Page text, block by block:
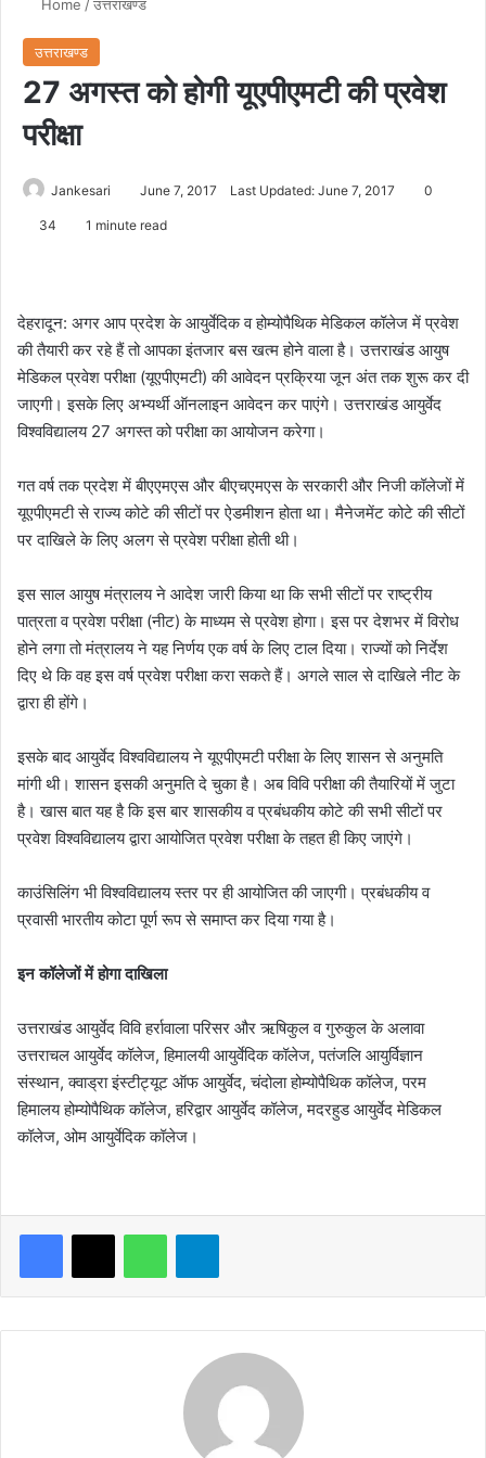
Home /उत्तराखण्ड
उत्तराखण्ड
27 अगस्त को होगी यूएपीएमटी की प्रवेश
परीक्षा
Jankesari June 7, 2017 Last Updated: June 7, 2017 0
34 1 minute read
देहरादून: अगर आप प्रदेश के आयुर्वेदिक व होम्योपैथिक मेडिकल कॉलेज में प्रवेश
की तैयारी कर रहे हैं तो आपका इंतजार बस खत्म होने वाला है। उत्तराखंड आयुष
मेडिकल प्रवेश परीक्षा (यूएपीएमटी) की आवेदन प्रक्रिया जून अंत तक शुरू कर दी
जाएगी। इसके लिए अभ्यर्थी ऑनलाइन आवेदन कर पाएंगे। उत्तराखंड आयुर्वेद
विश्वविद्यालय 27 अगस्त को परीक्षा का आयोजन करेगा।
गत वर्ष तक प्रदेश में बीएएमएस और बीएचएमएस के सरकारी और निजी कॉलेजों में
यूएपीएमटी से राज्य कोटे की सीटों पर ऐडमीशन होता था। मैनेजमेंट कोटे की सीटों
पर दाखिले के लिए अलग से प्रवेश परीक्षा होती थी।
इस साल आयुष मंत्रालय ने आदेश जारी किया था कि सभी सीटों पर राष्ट्रीय
पात्रता व प्रवेश परीक्षा (नीट) के माध्यम से प्रवेश होगा। इस पर देशभर में विरोध
होने लगा तो मंत्रालय ने यह निर्णय एक वर्ष के लिए टाल दिया। राज्यों को निर्देश
दिए थे कि वह इस वर्ष प्रवेश परीक्षा करा सकते हैं। अगले साल से दाखिले नीट के
द्वारा ही होंगे।
इसके बाद आयुर्वेद विश्वविद्यालय ने यूएपीएमटी परीक्षा के लिए शासन से अनुमति
मांगी थी। शासन इसकी अनुमति दे चुका है। अब विवि परीक्षा की तैयारियों में जुटा
है। खास बात यह है कि इस बार शासकीय व प्रबंधकीय कोटे की सभी सीटों पर
प्रवेश विश्वविद्यालय द्वारा आयोजित प्रवेश परीक्षा के तहत ही किए जाएंगे।
काउंसिलिंग भी विश्वविद्यालय स्तर पर ही आयोजित की जाएगी। प्रबंधकीय व
प्रवासी भारतीय कोटा पूर्ण रूप से समाप्त कर दिया गया है।
इन कॉलेजों में होगा दाखिला
उत्तराखंड आयुर्वेद विवि हर्रावाला परिसर और ऋषिकुल व गुरुकुल के अलावा
उत्तराचल आयुर्वेद कॉलेज, हिमालयी आयुर्वेदिक कॉलेज, पतंजलि आयुर्विज्ञान
संस्थान, क्वाड्रा इंस्टीट्यूट ऑफ आयुर्वेद, चंदोला होम्योपैथिक कॉलेज, परम
हिमालय होम्योपैथिक कॉलेज, हरिद्वार आयुर्वेद कॉलेज, मदरहुड आयुर्वेद मेडिकल
कॉलेज, ओम आयुर्वेदिक कॉलेज।